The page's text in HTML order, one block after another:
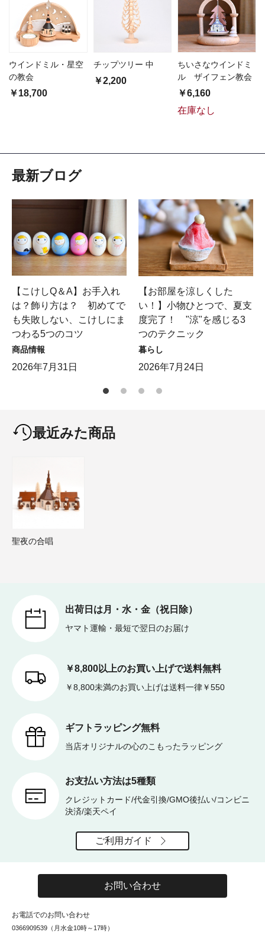
ウインドミル・星空
の教会
￥18,700
チップツリー 中
￥2,200
ちいさなウインドミ
ル ザイフェン教会
￥6,160
在庫なし
最新ブログ
【こけしQ＆A】お手入れ
は？飾り方は？ 初めてで
も失敗しない、こけしにま
つわる5つのコツ
商品情報
2026年7月31日
【お部屋を涼しくした
い！】小物ひとつで、夏支
度完了！ "涼"を感じる3
つのテクニック
暮らし
2026年7月24日
最近みた商品
聖夜の合唱
出荷日は月・水・金（祝日除）
ヤマト運輸・最短で翌日のお届け
￥8,800以上のお買い上げで送料無料
￥8,800未満のお買い上げは送料一律￥550
ギフトラッピング無料
当店オリジナルの心のこもったラッピング
お支払い方法は5種類
クレジットカード/代金引換/GMO後払い/コンビニ
決済/楽天ペイ
ご利用ガイド
お問い合わせ
お電話でのお問い合わせ
0366909539（月水金10時～17時）